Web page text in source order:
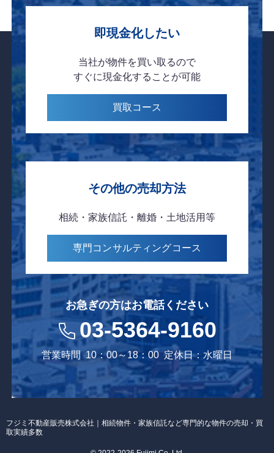
即現金化したい
当社が物件を買い取るので
すぐに現金化することが可能
買取 コース
その他の売却方法
相続・家族信託・離婚・土地活用等
専門コンサルティングコース
お急ぎの方はお電話ください
03-5364-9160
営業時間 10：00～18：00 定休日：水曜日
フジミ不動産販売株式会社｜相続物件・家族信託など専門的な物件の売却・買
取実績多数